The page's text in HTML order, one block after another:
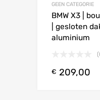
GEEN CATEGORIE
BMW X3 |
| gesloten
aluminium
€ 209,00